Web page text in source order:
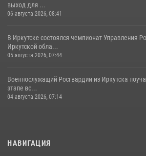
выход для ...
06 августа 2026, 08:41
В Иркутске состоялся чемпионат Управления
Иркутской обла...
05 августа 2026, 07:44
Военнослужащий Росгвардии из Иркутска
этапе вс...
04 августа 2026, 07:14
НАВИГАЦИЯ